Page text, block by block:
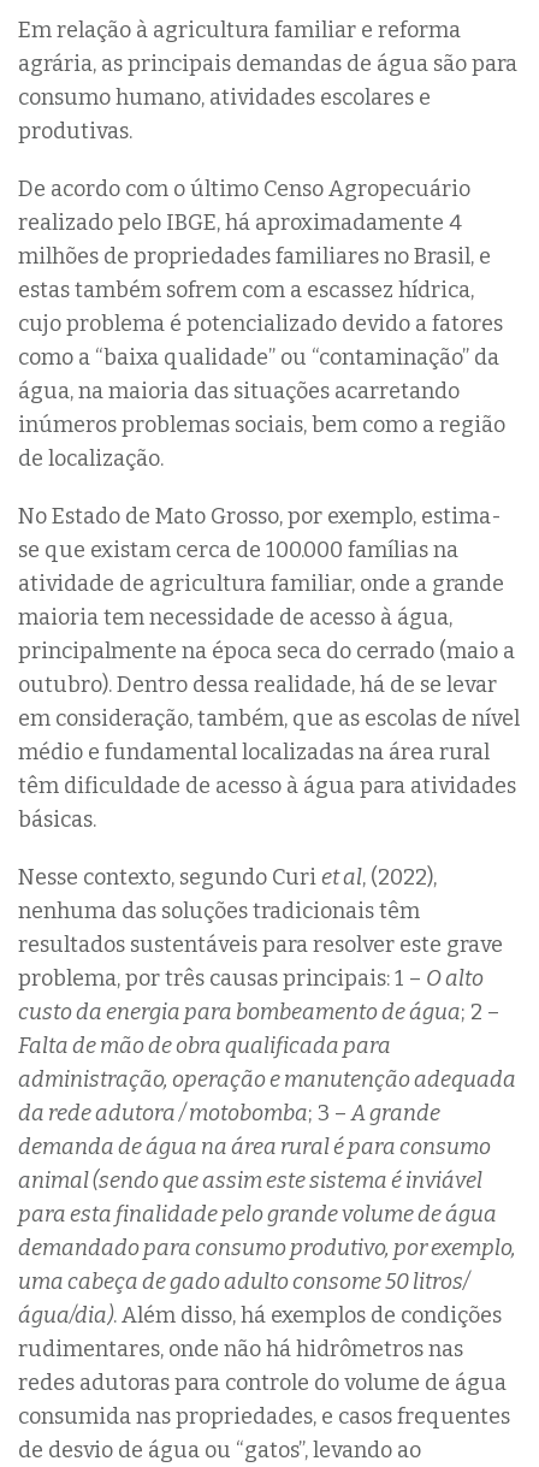
Em relação à agricultura familiar e reforma
agrária, as principais demandas de água são para
consumo humano, atividades escolares e
produtivas.
De acordo com o último Censo Agropecuário
realizado pelo IBGE, há aproximadamente 4
milhões de propriedades familiares no Brasil, e
estas também sofrem com a escassez hídrica,
cujo problema é potencializado devido a fatores
como a “baixa qualidade” ou “contaminação” da
água, na maioria das situações acarretando
inúmeros problemas sociais, bem como a região
de localização.
No Estado de Mato Grosso, por exemplo, estima-
se que existam cerca de 100.000 famílias na
atividade de agricultura familiar, onde a grande
maioria tem necessidade de acesso à água,
principalmente na época seca do cerrado (maio a
outubro). Dentro dessa realidade, há de se levar
em consideração, também, que as escolas de nível
médio e fundamental localizadas na área rural
têm dificuldade de acesso à água para atividades
básicas.
Nesse contexto, segundo Curiet al, (2022),
nenhuma das soluções tradicionais têm
resultados sustentáveis para resolver este grave
problema, por três causas principais: 1 – O alto
custo da energia para bombeamento de água; 2 –
Falta de mão de obra qualificada para
administração, operação e manutenção adequada
da rede adutora / motobomba; 3 –A grande
demanda de água na área rural é para consumo
animal (sendo que assim este sistema é inviável
para esta finalidade pelo grande volume de água
demandado para consumo produtivo, por exemplo,
uma cabeça de gado adulto consome 50 litros/
água/dia). Além disso, há exemplos de condições
rudimentares, onde não há hidrômetros nas
redes adutoras para controle do volume de água
consumida nas propriedades, e casos frequentes
de desvio de água ou “gatos”, levando ao